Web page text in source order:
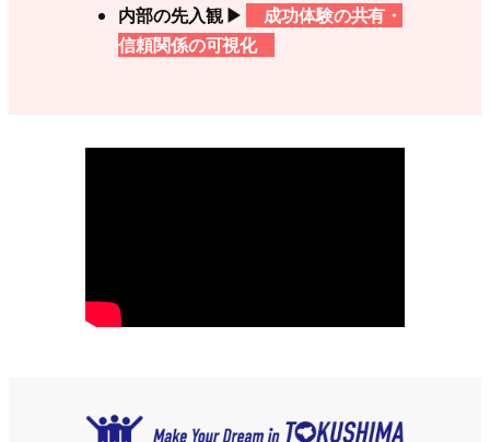
内部の先入観 ▶
成功体験の共有・
信頼関係の可視化